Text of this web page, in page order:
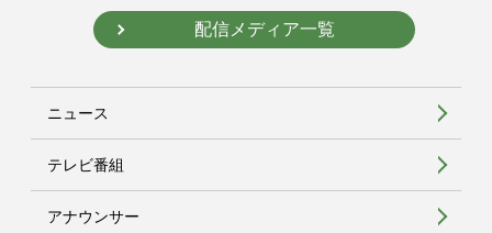
配信メディア一覧
ニュース
テレビ番組
アナウンサー